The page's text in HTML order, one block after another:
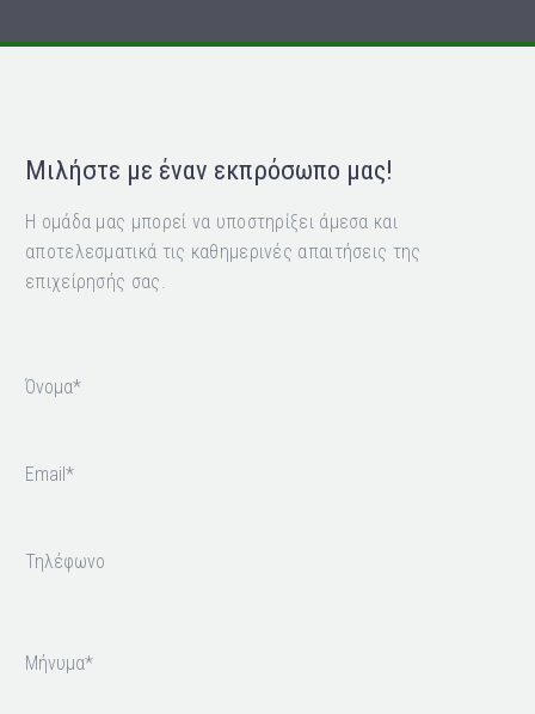
Μιλήστε με έναν εκπρόσωπο μας!
Η ομάδα μας μπορεί να υποστηρίξει άμεσα και
αποτελεσματικά τις καθημερινές απαιτήσεις της
επιχείρησής σας.